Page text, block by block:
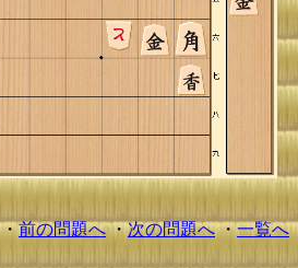
・前の問題へ・次の問題へ・一覧へ